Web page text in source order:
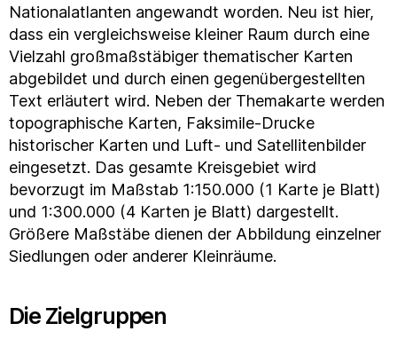
Nationalatlanten angewandt worden. Neu ist hier,
dass ein vergleichsweise kleiner Raum durch eine
Vielzahl großmaßstäbiger thematischer Karten
abgebildet und durch einen gegenübergestellten
Text erläutert wird. Neben der Themakarte werden
topographische Karten, Faksimile-Drucke
historischer Karten und Luft- und Satellitenbilder
eingesetzt. Das gesamte Kreisgebiet wird
bevorzugt im Maßstab 1:150.000 (1 Karte je Blatt)
und 1:300.000 (4 Karten je Blatt) dargestellt.
Größere Maßstäbe dienen der Abbildung einzelner
Siedlungen oder anderer Kleinräume.
Die Zielgruppen